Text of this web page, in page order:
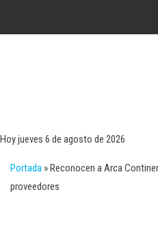
Hoy jueves 6 de agosto de 2026
Portada »Reconocen a Arca
proveedores